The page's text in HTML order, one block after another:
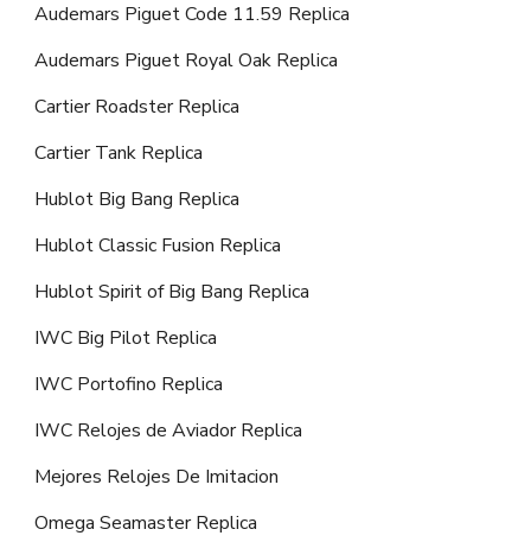
Audemars Piguet Code 11.59 Replica
Audemars Piguet Royal Oak Replica
Cartier Roadster Replica
Cartier Tank Replica
Hublot Big Bang Replica
Hublot Classic Fusion Replica
Hublot Spirit of Big Bang Replica
IWC Big Pilot Replica
IWC Portofino Replica
IWC Relojes de Aviador Replica
Mejores Relojes De Imitacion
Omega Seamaster Replica